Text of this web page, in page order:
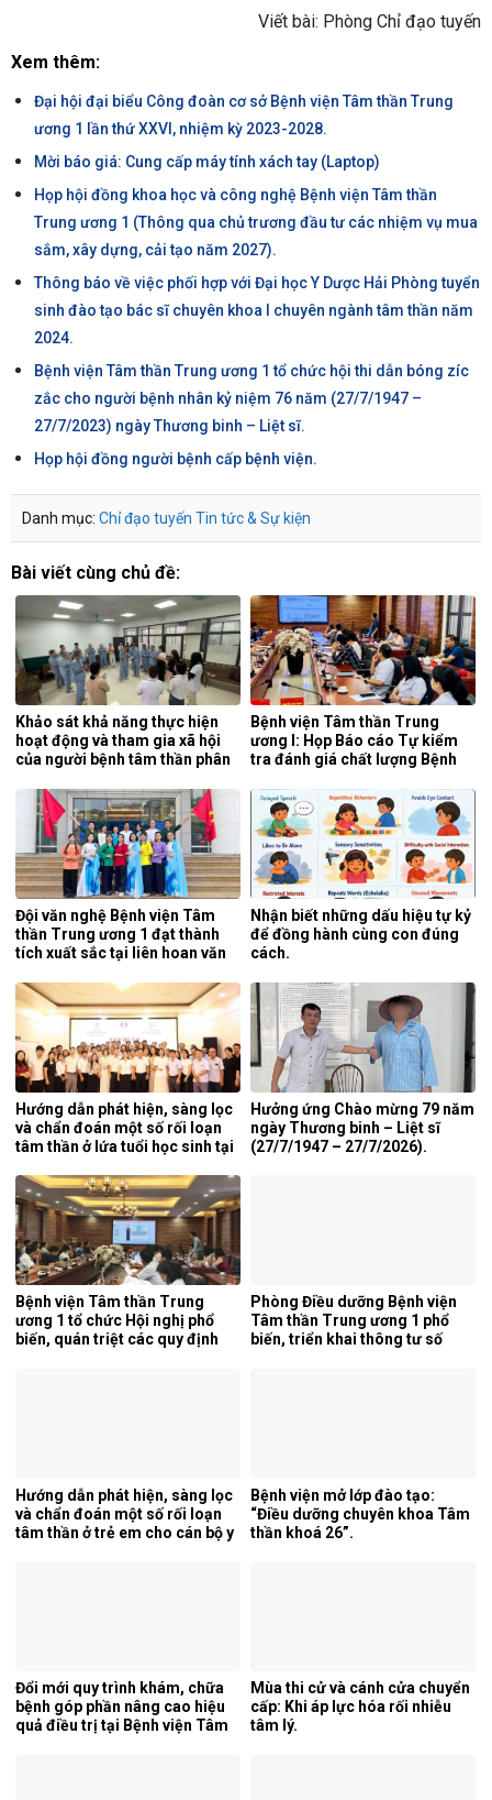
Viết bài: Phòng Chỉ đạo tuyến
Xem thêm:
Đại hội đại biểu Công đoàn cơ sở Bệnh viện Tâm thần Trung
ương 1 lần thứ XXVI, nhiệm kỳ 2023-2028.
Mời báo giá: Cung cấp máy tính xách tay (Laptop)
Họp hội đồng khoa học và công nghệ Bệnh viện Tâm thần
Trung ương 1 (Thông qua chủ trương đầu tư các nhiệm vụ mua
sắm, xây dựng, cải tạo năm 2027).
Thông báo về việc phối hợp với Đại học Y Dược Hải Phòng tuyển
sinh đào tạo bác sĩ chuyên khoa I chuyên ngành tâm thần năm
2024.
Bệnh viện Tâm thần Trung ương 1 tổ chức hội thi dẫn bóng zíc
zắc cho người bệnh nhân kỷ niệm 76 năm (27/7/1947 –
27/7/2023) ngày Thương binh – Liệt sĩ.
Họp hội đồng người bệnh cấp bệnh viện.
Danh mục: Chỉ đạo tuyến Tin tức & Sự kiện
Bài viết cùng chủ đề:
Khảo sát khả năng thực hiện
hoạt động và tham gia xã hội
của người bệnh tâm thần phân
năng, Bệnh viện Tâm thần
Trung ương 1.
Bệnh viện Tâm thần Trung
ương I: Họp Báo cáo Tự kiểm
tra đánh giá chất lượng Bệnh
Đội văn nghệ Bệnh viện Tâm
thần Trung ương 1 đạt thành
tích xuất sắc tại liên hoan văn
lần thứ 5 năm 2026.
Nhận biết những dấu hiệu tự kỷ
để đồng hành cùng con đúng
cách.
Hướng dẫn phát hiện, sàng lọc
và chẩn đoán một số rối loạn
tâm thần ở lứa tuổi học sinh tại
Hưởng ứng Chào mừng 79 năm
ngày Thương binh – Liệt sĩ
(27/7/1947 – 27/7/2026).
Bệnh viện Tâm thần Trung
ương 1 tổ chức Hội nghị phổ
biến, quán triệt các quy định
Phòng Điều dưỡng Bệnh viện
Tâm thần Trung ương 1 phổ
biến, triển khai thông tư số
Hướng dẫn phát hiện, sàng lọc
và chẩn đoán một số rối loạn
tâm thần ở trẻ em cho cán bộ y
Bệnh viện mở lớp đào tạo:
“Điều dưỡng chuyên khoa Tâm
thần khoá 26”.
Đổi mới quy trình khám, chữa
bệnh góp phần nâng cao hiệu
quả điều trị tại Bệnh viện Tâm
Mùa thi cử và cánh cửa chuyển
cấp: Khi áp lực hóa rối nhiễu
tâm lý.